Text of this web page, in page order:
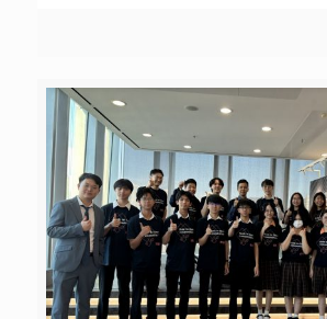
體嵌入與運動控制。而機器人要具備真正
電」。 在演講現場，王田苗播放了我國在
最新進展短片。片段中的機器人不僅能跟
完成插花等精細動作，足證機器人可通過
時感知真實世界，以完成各種任務並陸續
測，未來 5 至 10 年將全面迎來具身智慧時
險、重複與單調的工作將由機器人代勞，
來，投入到更多富有創新性的工作之中。
伯民 文物修復科學化 大師講堂除了介紹
展一系列重大成果，更講解如何將科技結
文明。敦煌研究院原院長、文物保護研究
煌文物保護工作的過程和挑戰。「人會生